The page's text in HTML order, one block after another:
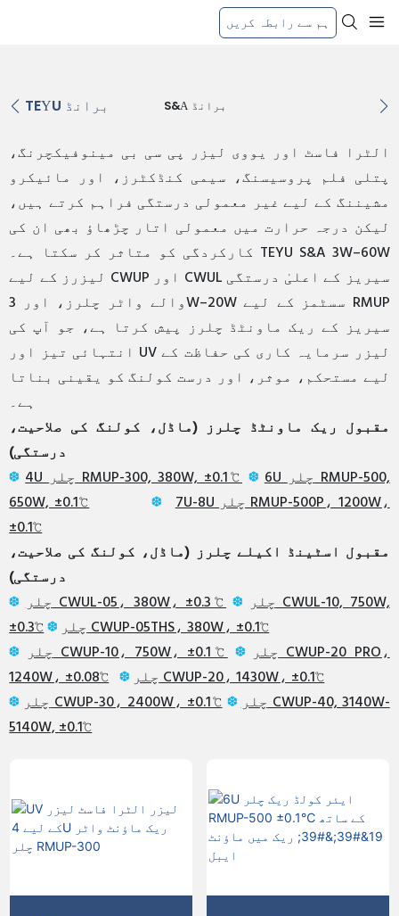
ہم سے رابطہ کریں
TEYU برانڈ S&A برانڈ
الٹرا فاسٹ اور یووی لیزر پی سی بی مینوفیکچرنگ،
پتلی فلم پروسیسنگ، سیمی کنڈکٹرز، اور مائیکرو
مشیننگ کے لیے غیر معمولی درستگی فراہم کرتے ہیں،
لیکن درجہ حرارت میں معمولی اتار چڑھاؤ بھی ان کی
کارکردگی کو متاثر کر سکتا ہے۔ TEYU S&A 3W–60W
لیزرز کے لیے CWUP اور CWUL سیریز کے اعلیٰ درستگی
والے واٹر چلرز، اور 3W–20W سسٹمز کے لیے RMUP
سیریز کے ریک ماونٹڈ چلرز پیش کرتا ہے، جو آپ کی
انتہائی تیز اور UV لیزر سرمایہ کاری کی حفاظت کے
لیے مستحکم، موثر، اور درست کولنگ کو یقینی بناتا
ہے۔
مقبول ریک ماونٹڈ چلرز (ماڈل، کولنگ کی صلاحیت،
درستگی)
❆
4U چلر RMUP-300, 380W, ±0.1℃ ❆ 6U چلر RMUP-500,
650W, ±0.1℃
❆
7U-8U چلر RMUP-500P، 1200W،
±0.1℃
مقبول اسٹینڈ اکیلے چلرز (ماڈل، کولنگ کی صلاحیت،
درستگی)
❆
چلر CWUL-05، 380W، ±0.3℃ ❆ چلر CWUL-10, 750W,
±0.3℃❆
چلر CWUP-05THS، 380W، ±0.1℃
❆
چلر CWUP-10، 750W، ±0.1℃ ❆ چلر CWUP-20 PRO،
1240W، ±0.08℃ ❆
چلر CWUP-20، 1430W، ±0.1℃
❆
چلر CWUP-30، 2400W، ±0.1℃ ❆چلر CWUP-40, 3140W-
5140W, ±0.1℃